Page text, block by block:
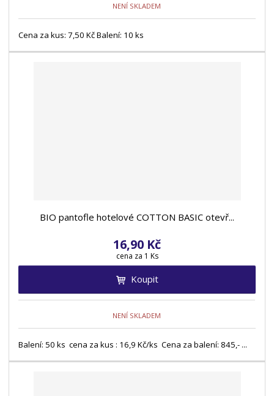
NENÍ SKLADEM
Cena za kus: 7,50 Kč Balení: 10 ks
BIO pantofle hotelové COTTON BASIC otevř...
16,90 Kč
cena za 1 Ks
Koupit
NENÍ SKLADEM
Balení: 50 ks cena za kus : 16,9 Kč/ks Cena za balení: 845,- ...